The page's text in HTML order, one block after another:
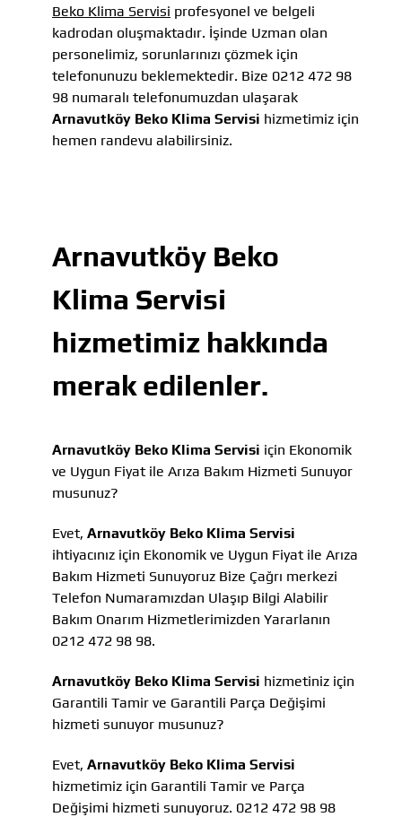
Beko Klima Servisi profesyonel ve belgeli
kadrodan oluşmaktadır. İşinde Uzman olan
personelimiz, sorunlarınızı çözmek için
telefonunuzu beklemektedir. Bize 0212 472 98
98 numaralı telefonumuzdan ulaşarak
Arnavutköy Beko Klima Servisi hizmetimiz için
hemen randevu alabilirsiniz.
Arnavutköy Beko
Klima Servisi
hizmetimiz hakkında
merak edilenler.
Arnavutköy Beko Klima Servisi için Ekonomik
ve Uygun Fiyat ile Arıza Bakım Hizmeti Sunuyor
musunuz?
Evet, Arnavutköy Beko Klima Servisi
ihtiyacınız için Ekonomik ve Uygun Fiyat ile Arıza
Bakım Hizmeti Sunuyoruz Bize Çağrı merkezi
Telefon Numaramızdan Ulaşıp Bilgi Alabilir
Bakım Onarım Hizmetlerimizden Yararlanın
0212 472 98 98.
Arnavutköy Beko Klima Servisi hizmetiniz için
Garantili Tamir ve Garantili Parça Değişimi
hizmeti sunuyor musunuz?
Evet, Arnavutköy Beko Klima Servisi
hizmetimiz için Garantili Tamir ve Parça
Değişimi hizmeti sunuyoruz. 0212 472 98 98